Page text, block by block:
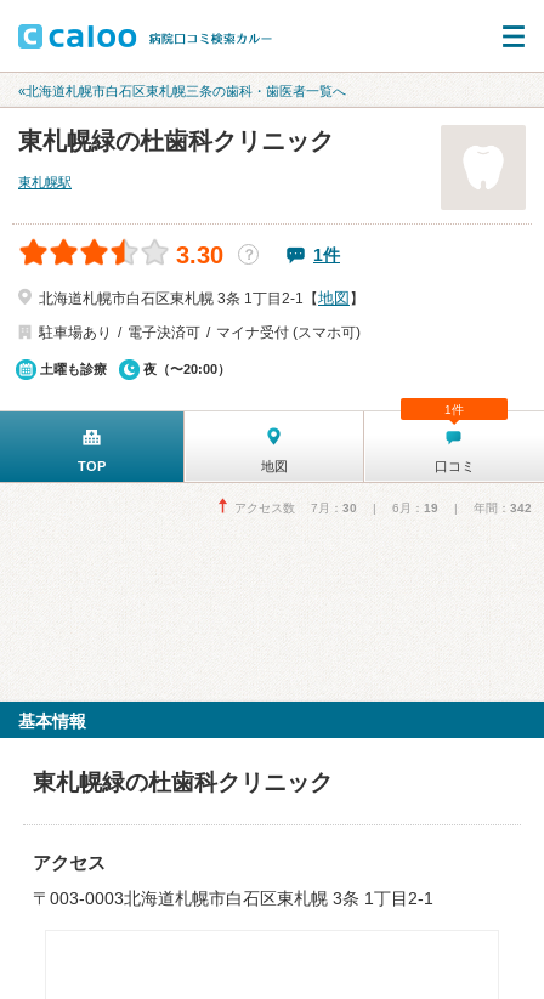
«北海道札幌市白石区東札幌三条の歯科・歯医者一覧へ
東札幌緑の杜歯科クリニック
東札幌駅
3.30 ？ 1件
北海道札幌市白石区東札幌 3条 1丁目2-1【地図 】
駐車場あり
電子決済可 マイナ受付 (スマホ可)
土曜も診療 夜（〜20:00）
TOP 地図 口コミ
1件
アクセス数 7月： 30 | 6月： 19 | 年間： 342
基本情報
東札幌緑の杜歯科クリニック
アクセス
〒003-0003北海道札幌市白石区東札幌 3条 1丁目2-1